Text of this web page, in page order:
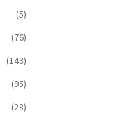
(5)
(76)
(143)
(95)
(28)